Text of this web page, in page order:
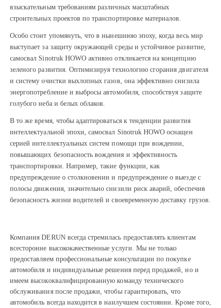
взыскательным требованиям различных масштабных
строительных проектов по транспортировке материалов.
Особо стоит упомянуть, что в нынешнюю эпоху, когда весь мир
выступает за защиту окружающей среды и устойчивое развитие,
самосвал Sinotruk HOWO активно откликается на концепцию
зеленого развития. Оптимизируя технологию сгорания двигателя
и систему очистки выхлопных газов, она эффективно снизила
энергопотребление и выбросы автомобиля, способствуя защите
голубого неба и белых облаков.
В то же время, чтобы адаптироваться к тенденции развития
интеллектуальной эпохи, самосвал Sinotruk HOWO оснащен
серией интеллектуальных систем помощи при вождении,
повышающих безопасность вождения и эффективность
транспортировки. Например, такие функции, как
предупреждение о столкновении и предупреждение о выезде с
полосы движения, значительно снизили риск аварий, обеспечив
безопасность жизни водителей и своевременную доставку грузов.
Компания DERUN всегда стремилась предоставлять клиентам
всесторонне высококачественные услуги. Мы не только
предоставляем профессиональные консультации по покупке
автомобиля и индивидуальные решения перед продажей, но и
имеем высококвалифицированную команду технического
обслуживания после продажи, чтобы гарантировать, что
автомобиль всегда находится в наилучшем состоянии. Кроме того,